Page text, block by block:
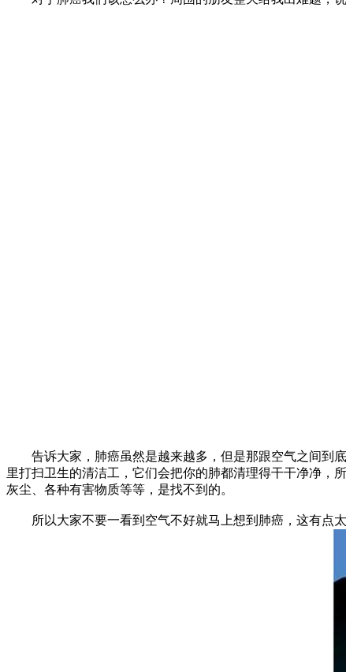
告诉大家，肺癌虽然是越来越多，但是那跟空气之间到底
里打扫卫生的清洁工，它们会把你的肺都清理得干干净净，
灰尘、各种有害物质等等，是找不到的。
所以大家不要一看到空气不好就马上想到肺癌，这有点太